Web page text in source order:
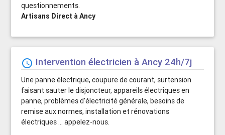
questionnements.
Artisans Direct à Ancy
schedule Intervention électricien à Ancy 24h/7j
Une panne électrique, coupure de courant, surtension
faisant sauter le disjoncteur, appareils électriques en
panne, problèmes d'électricité générale, besoins de
remise aux normes, installation et rénovations
électriques ... appelez-nous.